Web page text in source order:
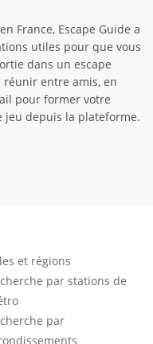
en France, Escape Guide a
utiles pour que vous
dans un escape
réunir entre amis, en
pour former votre
jeu depuis la plateforme.
et régions
par stations de
par